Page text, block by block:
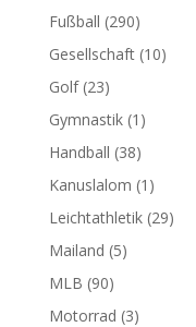
Fußball (290)
Gesellschaft(10)
Golf(23)
Gymnastik(1)
Handball (38)
Kanuslalom (1)
Leichtathletik(29)
Mailand (5)
MLB (90)
Motorrad (3)